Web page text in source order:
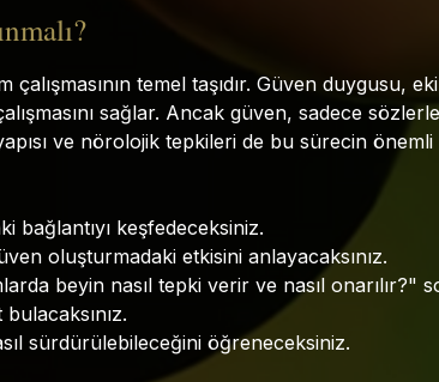
çalışmasının temel taşıdır. Güven duygusu,
sağlar. Ancak güven, sadece
ve nörolojik tepkileri de bu sürecin
bağlantıyı keşfedeceksiniz.
oluşturmadaki etkisini anlayacaksınız.
beyin nasıl tepki verir ve nasıl onarılır?"
bulacaksınız.
sürdürülebileceğini öğreneceksiniz.